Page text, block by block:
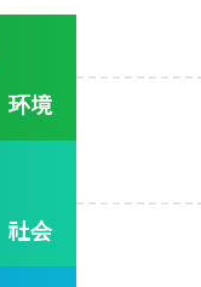
环境
社会